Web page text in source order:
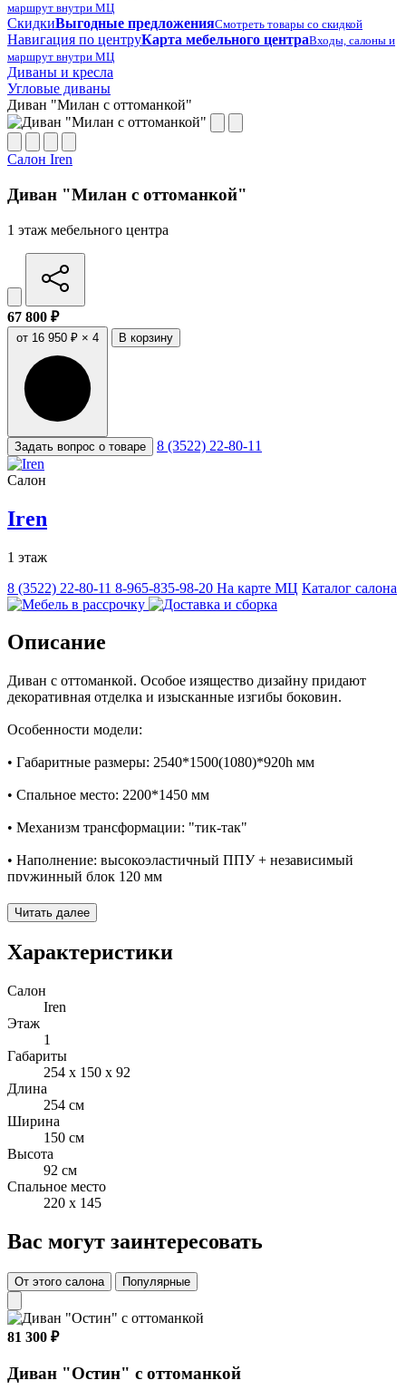
маршрут внутри МЦ
СкидкиВыгодные предложенияСмотреть товары со скидкой
Навигация по центруКарта мебельного центраВходы, салоны и
маршрут внутри МЦ
Диваны и кресла
Угловые диваны
Диван "Милан с оттоманкой"
Салон Iren
Диван "Милан с оттоманкой"
1 этаж мебельного центра
67 800 ₽
от 16 950 ₽ × 4 В корзину
Задать вопрос о товаре 8 (3522) 22-80-11
Салон
Iren
1 этаж
8 (3522) 22-80-11 8-965-835-98-20 На карте МЦ Каталог салона
Описание
Диван с оттоманкой. Особое изящество дизайну придают
декоративная отделка и изысканные изгибы боковин.
Особенности модели:
• Габаритные размеры: 2540*1500(1080)*920h мм
• Спальное место: 2200*1450 мм
• Механизм трансформации: "тик-так"
• Наполнение: высокоэластичный ППУ + независимый
пружинный блок 120 мм
• Вместительный вентилируемый бельевой ящик.
• В комплекте имеются три подушки (чехлы съемные).
который может быть выполнен в другом цвете ткани от
основного цвета ткани дивана.
Читать далее
Характеристики
Салон
Iren
Этаж
1
Габариты
254 x 150 x 92
Длина
254 см
Ширина
150 см
Высота
92 см
Спальное место
220 x 145
Вас могут заинтересовать
От этого салона Популярные
81 300 ₽
Диван "Остин" с оттоманкой